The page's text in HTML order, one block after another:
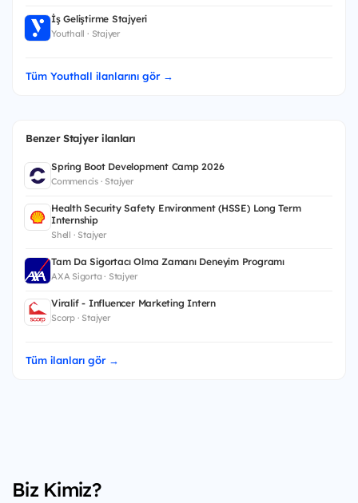
İş Geliştirme Stajyeri
Youthall · Stajyer
Tüm Youthall ilanlarını gör →
Benzer Stajyer ilanları
Spring Boot Development Camp 2026
Commencis · Stajyer
Health Security Safety Environment (HSSE) Long Term
Internship
Shell · Stajyer
Tam Da Sigortacı Olma Zamanı Deneyim Programı
AXA Sigorta · Stajyer
Viralif - Influencer Marketing Intern
Scorp · Stajyer
Tüm ilanları gör →
Biz Kimiz?